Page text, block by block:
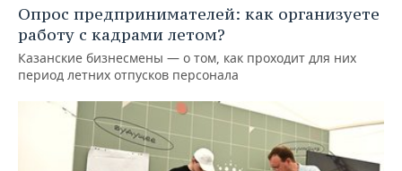
Опрос предпринимателей: как организуете
работу с кадрами летом?
Казанские бизнесмены — о том, как проходит для них
период летних отпусков персонала